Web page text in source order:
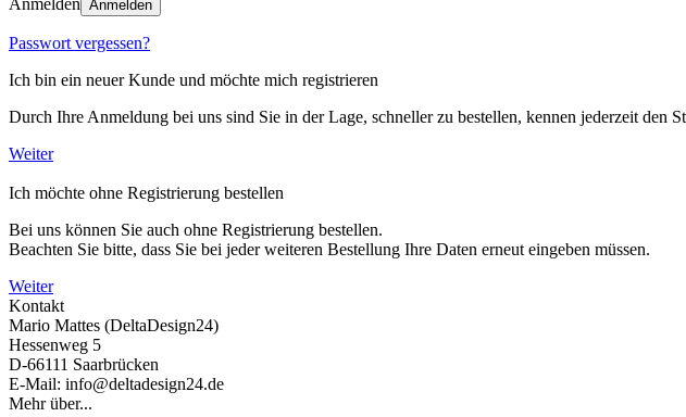
Anmelden
Passwort vergessen?
Ich bin ein neuer Kunde und möchte mich registrieren
Durch Ihre Anmeldung bei uns sind Sie in der Lage, schneller zu bestellen, kennen jederzeit den
Weiter
Ich möchte ohne Registrierung bestellen
Bei uns können Sie auch ohne Registrierung bestellen.
Beachten Sie bitte, dass Sie bei jeder weiteren Bestellung Ihre Daten erneut eingeben müssen.
Weiter
Kontakt
Mario Mattes (DeltaDesign24)
Hessenweg 5
D-66111 Saarbrücken
E-Mail: info@deltadesign24.de
Mehr über...